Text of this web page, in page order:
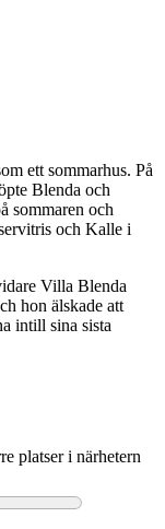
ett sommarhus. På
Blenda och
sommaren och
och Kalle i
Villa Blenda
hon älskade att
intill sina sista
platser i närhetern